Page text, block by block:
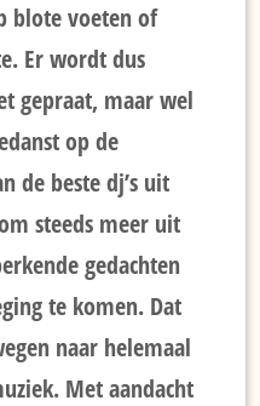
blote voeten of
Er wordt dus
gepraat, maar wel
op de
de beste dj’s uit
steeds meer uit
gedachten
te komen. Dat
naar helemaal
Met aandacht